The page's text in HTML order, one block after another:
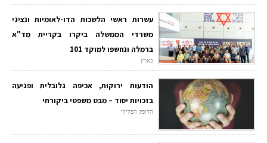
עשרות ראשי הלשכות הדו-לאומיות ונציגי
משרדי הממשלה ביקרו בקריית מד"א
ברמלה ונחשפו למוקד 101
בארץ
הודעות ירוקות, אכיפה גלובלית ופגיעה
בזכויות יסוד – מבט משפטי ביקורתי
הדופק הפלילי